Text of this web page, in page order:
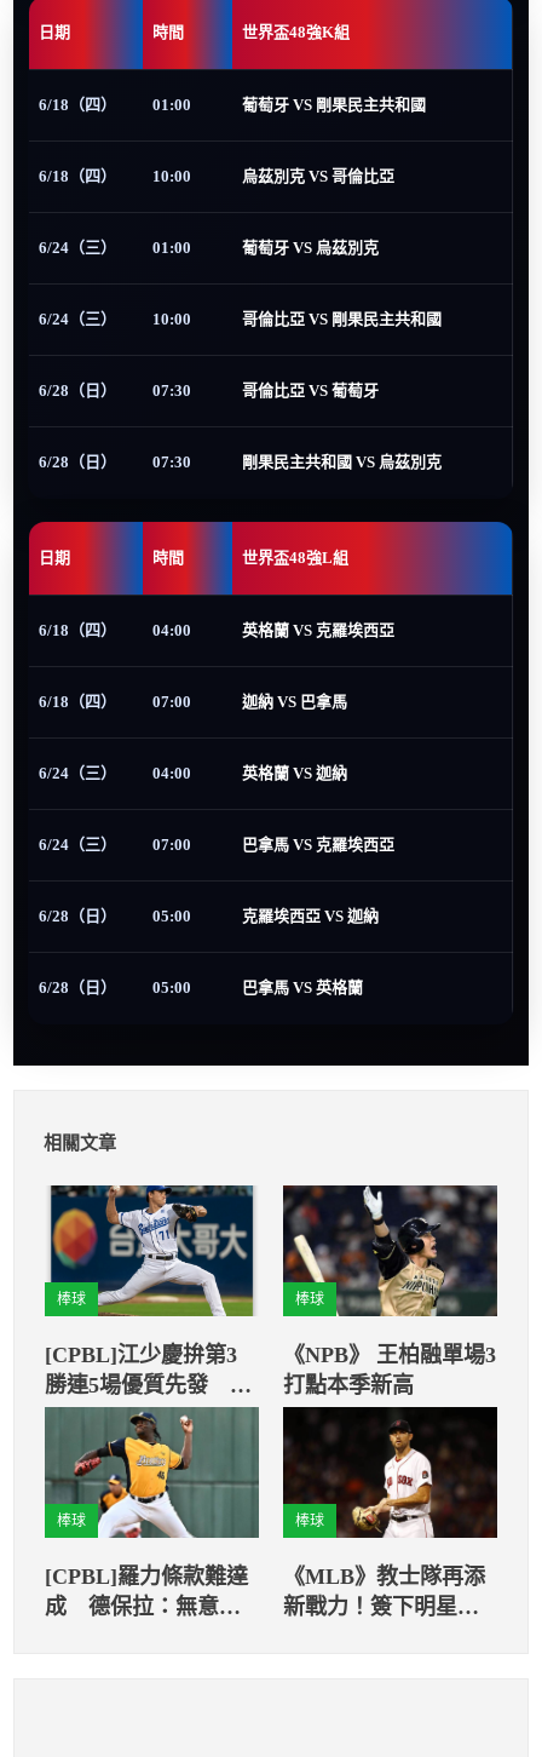
日期 時間 世界盃48強K組
6/18（四） 01:00 葡萄牙 VS 剛果民主共和國
6/18（四） 10:00 烏茲別克 VS 哥倫比亞
6/24（三） 01:00 葡萄牙 VS 烏茲別克
6/24（三） 10:00 哥倫比亞 VS 剛果民主共和國
6/28（日） 07:30 哥倫比亞 VS 葡萄牙
6/28（日） 07:30 剛果民主共和國 VS 烏茲別克
日期 時間 世界盃48強L組
6/18（四） 04:00 英格蘭 VS 克羅埃西亞
6/18（四） 07:00 迦納 VS 巴拿馬
6/24（三） 04:00 英格蘭 VS 迦納
6/24（三） 07:00 巴拿馬 VS 克羅埃西亞
6/28（日） 05:00 克羅埃西亞 VS 迦納
6/28（日） 05:00 巴拿馬 VS 英格蘭
相關文章
棒球
[CPBL]江少慶拚第3
勝連5場優質先發 羅
傑斯再挑戰本季首勝
棒球
《NPB》 王柏融單場3
打點本季新高
棒球
[CPBL]羅力條款難達
成 德保拉：無意追
棒球
《MLB》教士隊再添
新戰力！簽下明星右